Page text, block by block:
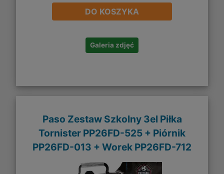
DO KOSZYKA
Galeria zdjęć
Paso Zestaw Szkolny 3el Piłka
Tornister PP26FD-525 + Piórnik
PP26FD-013 + Worek PP26FD-712